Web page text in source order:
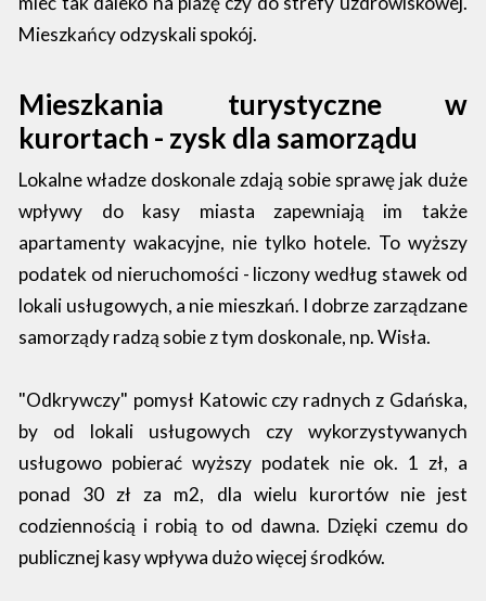
Mieszkańcy odzyskali spokój.
Mieszkania turystyczne w
kurortach - zysk dla samorządu
Lokalne władze doskonale zdają sobie sprawę jak duże
wpływy do kasy miasta zapewniają im także
apartamenty wakacyjne, nie tylko hotele. To wyższy
podatek od nieruchomości - liczony według stawek od
lokali usługowych, a nie mieszkań. I dobrze zarządzane
samorządy radzą sobie z tym doskonale, np. Wisła.
"Odkrywczy" pomysł Katowic czy radnych z Gdańska,
by od lokali usługowych czy wykorzystywanych
usługowo pobierać wyższy podatek nie ok. 1 zł, a
ponad 30 zł za m2, dla wielu kurortów nie jest
codziennością i robią to od dawna. Dzięki czemu do
publicznej kasy wpływa dużo więcej środków.